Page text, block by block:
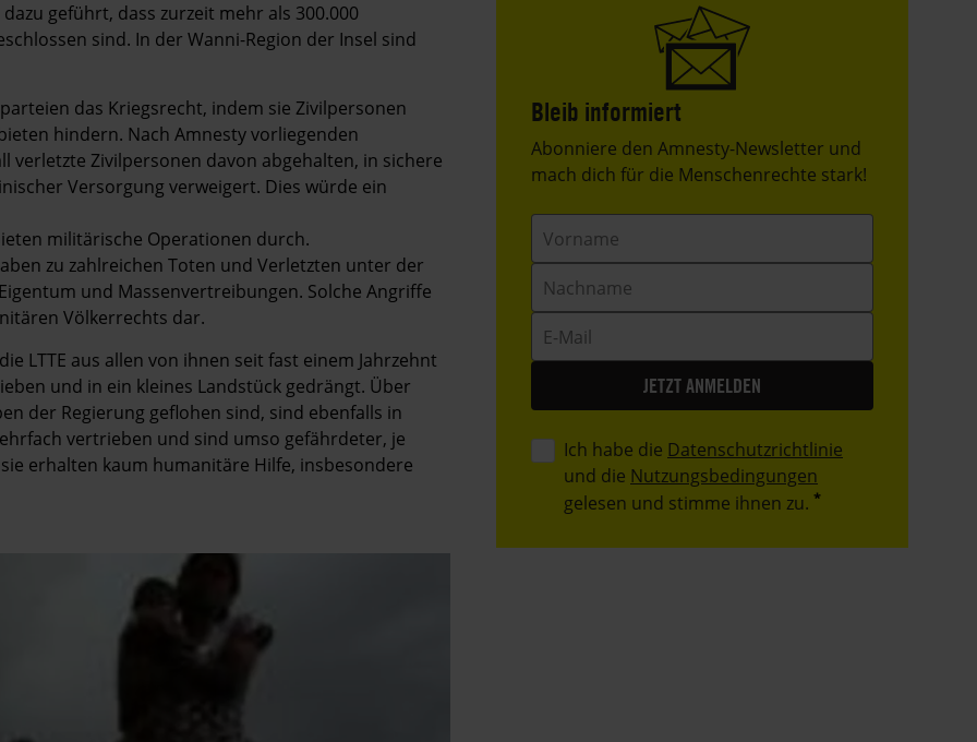
geführt, dass zurzeit mehr als 300.000
sind. In der Wanni-Region der Insel sind
das Kriegsrecht, indem sie Zivilpersonen
hindern. Nach Amnesty vorliegenden
verletzte Zivilpersonen davon abgehalten, in sichere
Versorgung verweigert. Dies würde ein
militärische Operationen durch.
zu zahlreichen Toten und Verletzten unter der
und Massenvertreibungen. Solche Angriffe
Völkerrechts dar.
LTTE aus allen von ihnen seit fast einem Jahrzehnt
und in ein kleines Landstück gedrängt. Über
der Regierung geflohen sind, sind ebenfalls in
vertrieben und sind umso gefährdeter, je
erhalten kaum humanitäre Hilfe, insbesondere
Bleib informiert
Header
Text
Abonniere den Amnesty-Newsletter und
mach dich für die Menschenrechte stark!
Mail
Ich habe die Datenschutzrichtlinie
und die Nutzungsbedingungen
gelesen und stimme ihnen zu.